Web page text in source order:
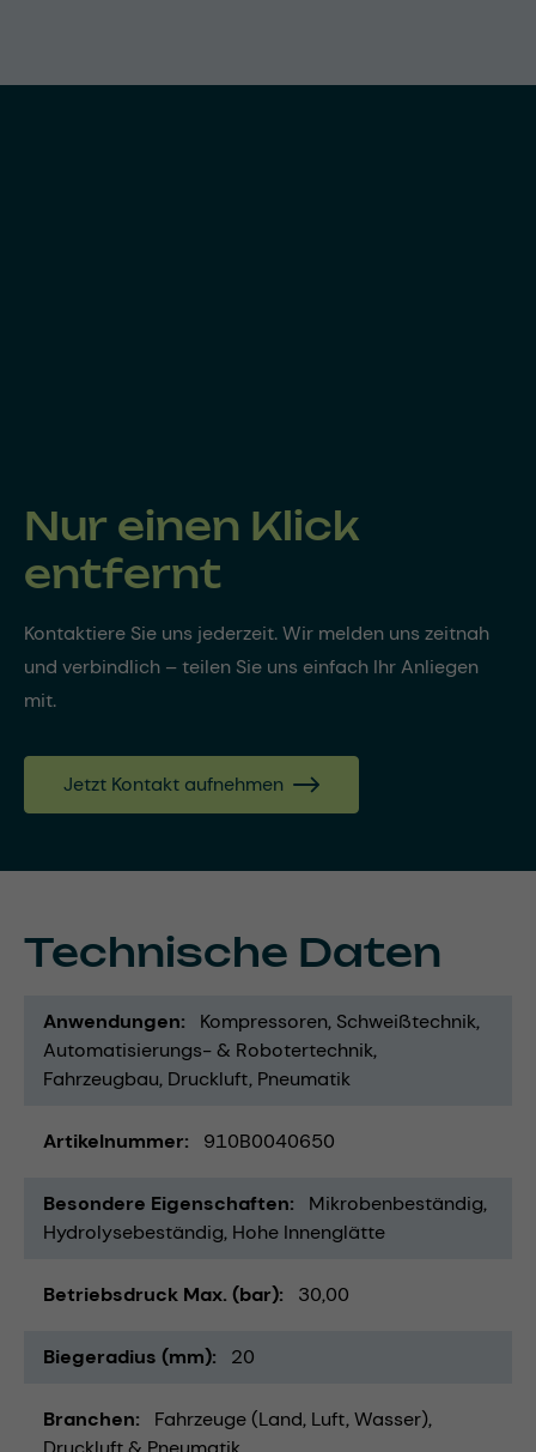
Nur einen Klick
entfernt
Kontaktiere Sie uns jederzeit. Wir melden uns zeitnah
und verbindlich – teilen Sie uns einfach Ihr Anliegen
mit.
Jetzt Kontakt aufnehmen
Technische Daten
Anwendungen Kompressoren Schweißtechnik
Automatisierungs- & Robotertechnik
Fahrzeugbau Druckluft Pneumatik
Artikelnummer 910B0040650
Besondere Eigenschaften
Mikrobenbeständig
Hydrolysebeständig Hohe Innenglätte
Betriebsdruck Max. (bar) 30,00
Biegeradius (mm) 20
Branchen
Fahrzeuge (Land, Luft, Wasser)